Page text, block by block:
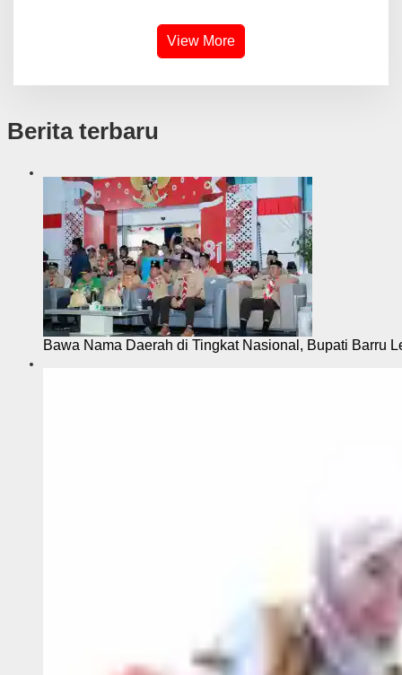
View More
Berita terbaru
Bawa Nama Daerah di Tingkat Nasional, Bupati Barru